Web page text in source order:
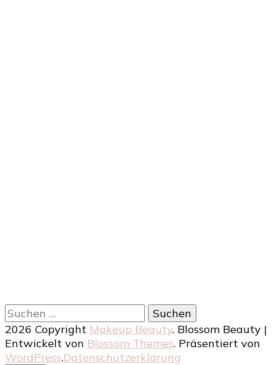
Suchen
nach:
2026 Copyright Makeup Beauty. Blossom Beauty |
Entwickelt von Blossom Themes. Präsentiert von
WordPress.Datenschutzerklärung